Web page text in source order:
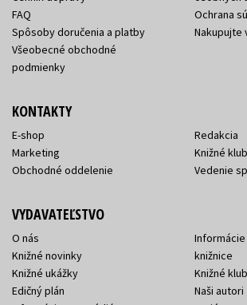
FAQ
Spôsoby doručenia a platby
Všeobecné obchodné
podmienky
Ochrana
Nakupujte
KONTAKTY
E-shop
Marketing
Obchodné oddelenie
Redakcia
Knižné
Vedenie
VYDAVATEĽSTVO
O nás
Knižné novinky
Knižné ukážky
Edičný plán
knižnice
Knižné
Naši autori